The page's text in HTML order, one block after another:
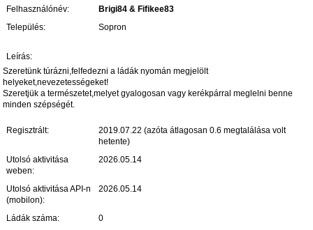
Felhasználónév:
Brigi84 & Fifikee83
Település:
Sopron
Leírás:
Szeretünk túrázni,felfedezni a ládák nyomán megjelölt
helyeket,nevezetességeket!
Szeretjük a természetet,melyet gyalogosan vagy kerékpárral meglelni benne
minden szépségét.
Regisztrált:
2019.07.22 (azóta átlagosan 0.6 megtalálása volt
hetente)
Utolsó aktivitása
weben:
2026.05.14
Utolsó aktivitása API-n
(mobilon):
2026.05.14
Ládák száma:
0